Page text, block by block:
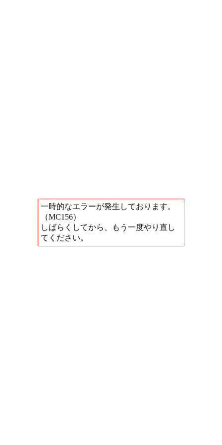
一時的なエラーが発生しております。
（MC156）
しばらくしてから、もう一度やり直し
てください。